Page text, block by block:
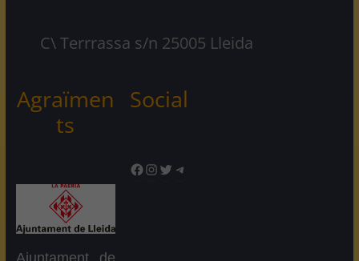
C\ Terrrassa s/n 25005 Lleida
Agraïmen
ts
Social
Facebook
Instagram
TwitterTelegram